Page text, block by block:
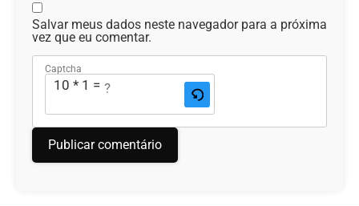
Salvar meus dados neste navegador para a próxima
vez que eu comentar.
Captcha
10 * 1 = ?